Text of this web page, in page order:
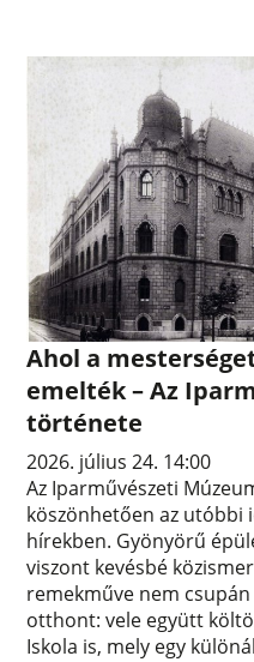
Ahol a
emelték – Az
története
2026. július 24. 14:00
Az Iparművészeti
köszönhetően az utóbbi
hírekben. Gyönyörű
viszont kevésbé
remekműve nem
otthont: vele együtt
Iskola is, mely egy